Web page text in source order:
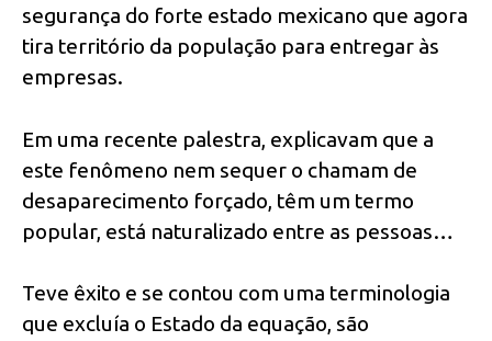
segurança do forte estado mexicano que agora
tira território da população para entregar às
empresas.
Em uma recente palestra, explicavam que a
este fenômeno nem sequer o chamam de
desaparecimento forçado, têm um termo
popular, está naturalizado entre as pessoas…
Teve êxito e se contou com uma terminologia
que excluía o Estado da equação, são